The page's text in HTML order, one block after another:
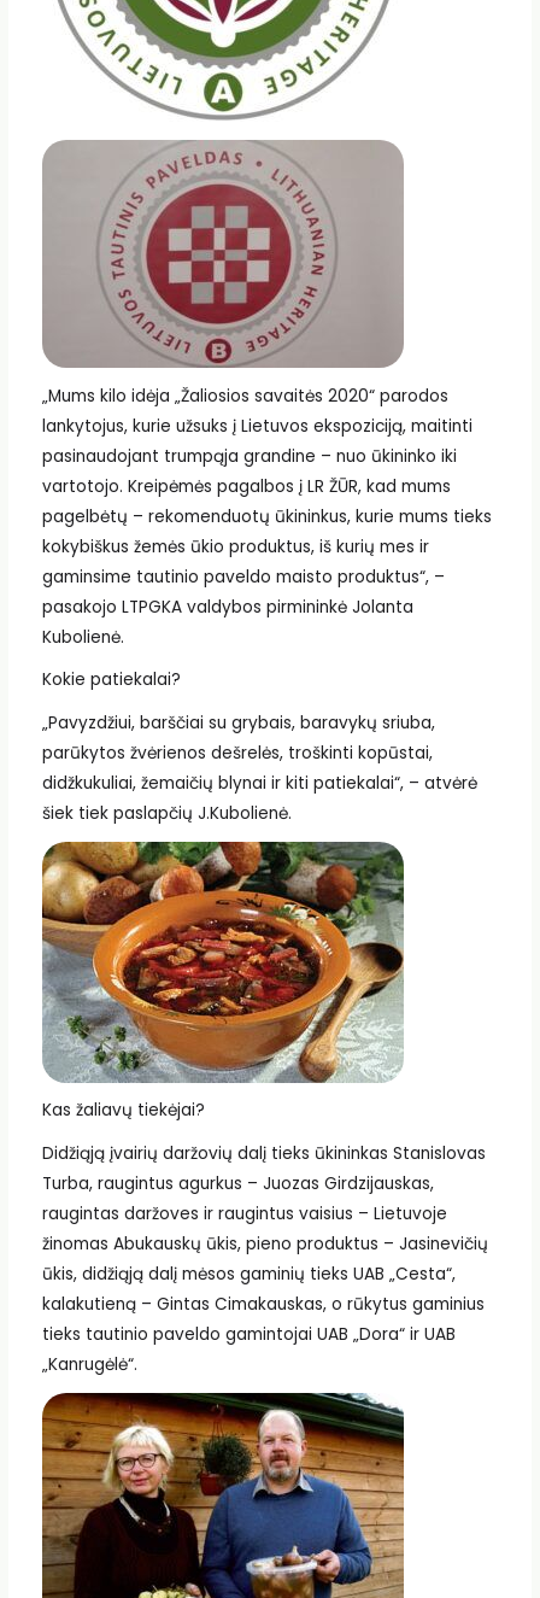
„Mums kilo idėja „Žaliosios savaitės 2020“ parodos
lankytojus, kurie užsuks į Lietuvos ekspoziciją, maitinti
pasinaudojant trumpąja grandine – nuo ūkininko iki
vartotojo. Kreipėmės pagalbos į LR ŽŪR, kad mums
pagelbėtų – rekomenduotų ūkininkus, kurie mums tieks
kokybiškus žemės ūkio produktus, iš kurių mes ir
gaminsime tautinio paveldo maisto produktus“, –
pasakojo LTPGKA valdybos pirmininkė Jolanta
Kubolienė.
Kokie patiekalai?
„Pavyzdžiui, barščiai su grybais, baravykų sriuba,
parūkytos žvėrienos dešrelės, troškinti kopūstai,
didžkukuliai, žemaičių blynai ir kiti patiekalai“, – atvėrė
šiek tiek paslapčių J.Kubolienė.
Kas žaliavų tiekėjai?
Didžiąją įvairių daržovių dalį tieks ūkininkas Stanislovas
Turba, raugintus agurkus – Juozas Girdzijauskas,
raugintas daržoves ir raugintus vaisius – Lietuvoje
žinomas Abukauskų ūkis, pieno produktus – Jasinevičių
ūkis, didžiąją dalį mėsos gaminių tieks UAB „Cesta“,
kalakutieną – Gintas Cimakauskas, o rūkytus gaminius
tieks tautinio paveldo gamintojai UAB „Dora“ ir UAB
„Kanrugėlė“.